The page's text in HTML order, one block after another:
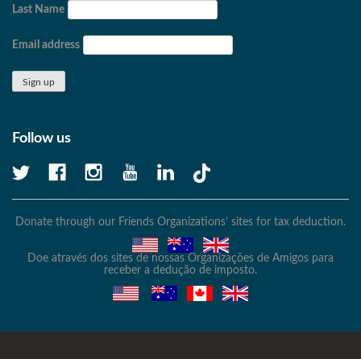
Last Name
Email address
Follow us
Donate through our Friends Organizations’ sites for tax deduction.
Doe através dos sites de nossas Organizações de Amigos para
receber a dedução de imposto.